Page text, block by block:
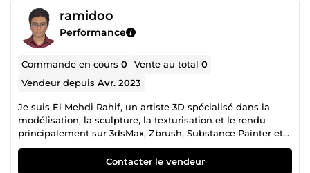
ramidoo
Performance
Commande en cours0 Vente au total0
Vendeur depuisAvr. 2023
Je suis El Mehdi Rahif, un artiste 3D spécialisé dans la
modélisation, la sculpture, la texturisation et le rendu
principalement sur 3dsMax, Zbrush, Substance Painter et
V-ray. Avec un parcours de six ans, je serai ravi de partager
avec vous mon expérience artistique ainsi que mon savoir-
Contacter le vendeur